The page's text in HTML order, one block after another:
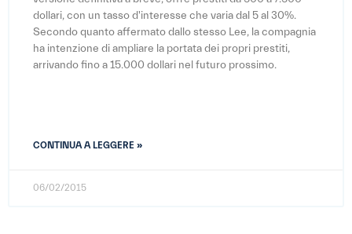
dollari, con un tasso d'interesse che varia dal 5 al 30%.
Secondo quanto affermato dallo stesso Lee, la compagnia
ha intenzione di ampliare la portata dei propri prestiti,
arrivando fino a 15.000 dollari nel futuro prossimo.
CONTINUA A LEGGERE »
06/02/2015